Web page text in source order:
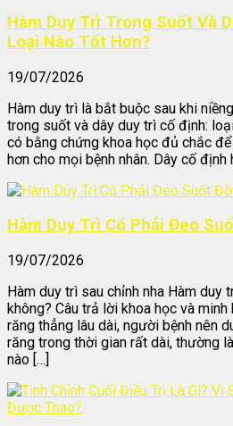
Hàm Duy Trì Trong Suốt Và
Loại Nào Tốt Hơn?
19/07/2026
Hàm duy trì là bắt buộc sau khi
trong suốt và dây duy trì cố định:
có bằng chứng khoa học đủ chắc
hơn cho mọi bệnh nhân. Dây cố
Hàm Duy Trì Có Phải Đeo
19/07/2026
Hàm duy trì sau chỉnh nha Hàm
không? Câu trả lời khoa học và
răng thẳng lâu dài, người bệnh nên
răng trong thời gian rất dài, thường
nào […]